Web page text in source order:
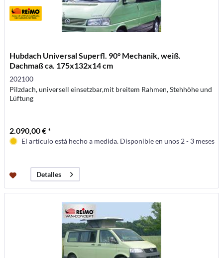
Hubdach Universal Superfl. 90° Mechanik, weiß.
Dachmaß ca. 175x132x14 cm
202100
Pilzdach, universell einsetzbar,mit breitem Rahmen, Stehhöhe und
Lüftung
2.090,00 € *
El artículo está hecho a medida. Disponible en unos 2 - 3 meses
Detalles